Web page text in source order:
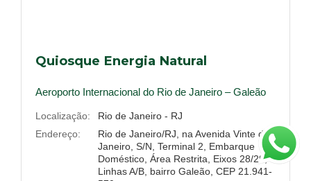
Quiosque Energia Natural
Aeroporto Internacional do Rio de Janeiro – Galeão
Localização:
Rio de Janeiro - RJ
Endereço:
Rio de Janeiro/RJ, na Avenida Vinte de
Janeiro, S/N, Terminal 2, Embarque
Doméstico, Área Restrita, Eixos 28/29,
Linhas A/B, bairro Galeão, CEP 21.941-